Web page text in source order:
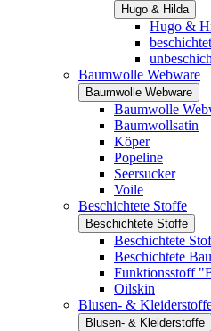
Hugo & Hilda
Hugo &
beschichtet
Baumwolle Webware
Baumwolle Webware
Baumwolle
Baumwollsatin
Köper
Popeline
Seersucker
Voile
Beschichtete Stoffe
Beschichtete Stoffe
Beschichtete
Beschichtete
Funktionsstoff
Oilskin
Blusen- &
Blusen- & Kleiderstoffe